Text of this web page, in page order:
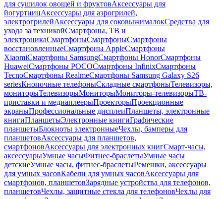
для сушилок овощей и фруктовАксессуары для
йогуртницАксессуары для аэрогрилей,
электрогрилейАксессуары для соковыжималокСредства для
ухода за техникойСмартфоны, ТВ и
электроникаСмартфоныСмартфоныСмартфоны
восстановленныеСмартфоны AppleСмартфоны
XiaomiСмартфоны SamsungСмартфоны HonorСмартфоны
HuaweiСмартфоны POCOСмартфоны InfinixСмартфоны
TecnoСмартфоны RealmeСмартфоны Samsung Galaxy S26
seriesКнопочные телефоныСкладные смартфоныТелевизоры,
мониторыТелевизорыМониторыМониторы-телевизорыТВ-
приставки и медиаплеерыПроекторыПроекционные
экраныПрофессиональные дисплеиПланшеты, электронные
книгиПланшетыЭлектронные книгиГрафические
планшетыБлокноты электронныеЧехлы, бамперы для
планшетовАксессуары для планшетов,
смартфоновАксессуары для электронных книгСмарт-часы,
аксессуарыУмные часыФитнес-браслетыУмные часы
детскиеУмные часы, фитнес-браслетыРемешки, аксессуары
для умных часовКабели для умных часовАксессуары для
смартфонов, планшетовЗарядные устройства для телефонов,
планшетовЧехлы, защитные стекла для телефоновЧехлы для